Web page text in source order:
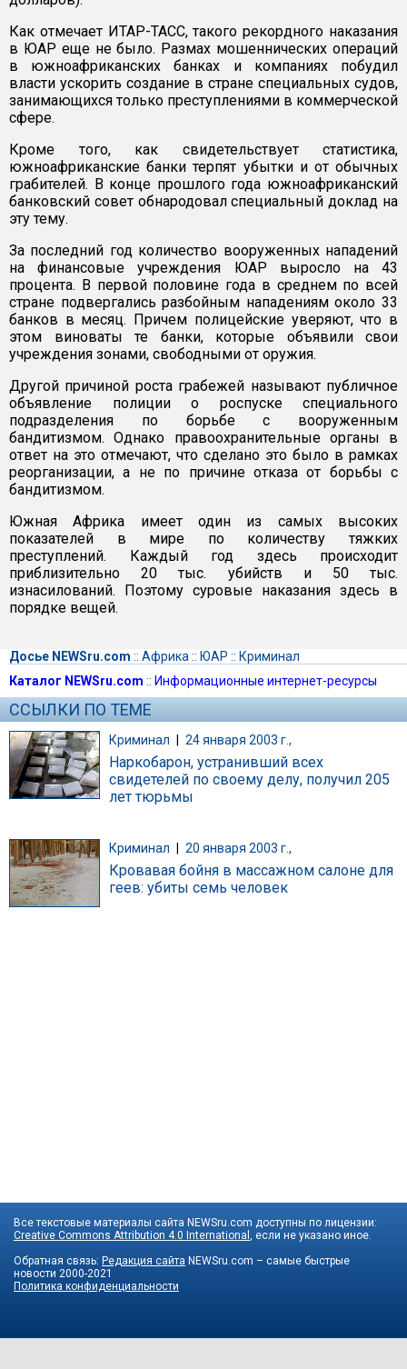
Как отмечает ИТАР-ТАСС, такого рекордного наказания
в ЮАР еще не было. Размах мошеннических операций
в южноафриканских банках и компаниях побудил
власти ускорить создание в стране специальных судов,
занимающихся только преступлениями в коммерческой
сфере.
Кроме того, как свидетельствует статистика,
южноафриканские банки терпят убытки и от обычных
грабителей. В конце прошлого года южноафриканский
банковский совет обнародовал специальный доклад на
эту тему.
За последний год количество вооруженных нападений
на финансовые учреждения ЮАР выросло на 43
процента. В первой половине года в среднем по всей
стране подвергались разбойным нападениям около 33
банков в месяц. Причем полицейские уверяют, что в
этом виноваты те банки, которые объявили свои
учреждения зонами, свободными от оружия.
Другой причиной роста грабежей называют публичное
объявление полиции о роспуске специального
подразделения по борьбе с вооруженным
бандитизмом. Однако правоохранительные органы в
ответ на это отмечают, что сделано это было в рамках
реорганизации, а не по причине отказа от борьбы с
бандитизмом.
Южная Африка имеет один из самых высоких
показателей в мире по количеству тяжких
преступлений. Каждый год здесь происходит
приблизительно 20 тыс. убийств и 50 тыс.
изнасилований. Поэтому суровые наказания здесь в
порядке вещей.
Досье NEWSru.com :: Африка :: ЮАР :: Криминал
Каталог NEWSru.com :: Информационные интернет-ресурсы
ССЫЛКИ ПО ТЕМЕ
Криминал | 24 января 2003 г.,
Наркобарон, устранивший всех
свидетелей по своему делу, получил 205
лет тюрьмы
Криминал 20 января 2003 г.,
Кровавая бойня в массажном салоне для
геев: убиты семь человек
Все текстовые материалы сайта NEWSru.com доступны по лицензии:
Creative Commons Attribution 4.0 International , если не указано иное.
Обратная связь: Редакция сайта NEWSru.com – самые быстрые
новости 2000-2021
Политика конфиденциальности